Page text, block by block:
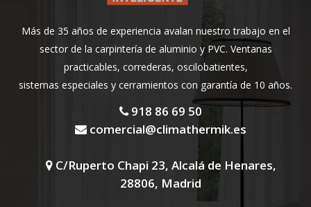
Más de 35 años de experiencia avalan nuestro trabajo en el
sector de la carpintería de aluminio y PVC. Ventanas
practicables, correderas, oscilobatientes,
sistemas especiales y cerramientos con garantía de 10 años.
918 86 69 50
comercial@climathermik.es
C/Ruperto Chapi 23, Alcalá de Henares,
28806, Madrid